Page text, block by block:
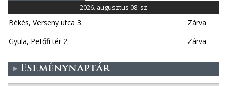
2026. augusztus 08. sz
Békés, Verseny utca 3.
Zárva
Gyula, Petőfi tér 2.
Zárva
Eseménynaptár